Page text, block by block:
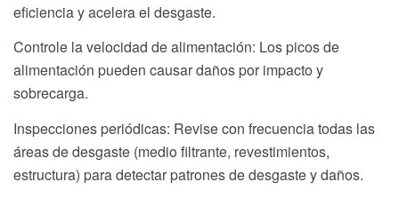
eficiencia y acelera el desgaste.
Controle la velocidad de alimentación: Los picos de
alimentación pueden causar daños por impacto y
sobrecarga.
Inspecciones periódicas: Revise con frecuencia todas las
áreas de desgaste (medio filtrante, revestimientos,
estructura) para detectar patrones de desgaste y daños.